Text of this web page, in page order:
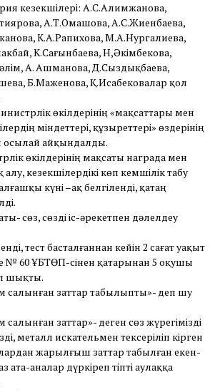
кезекшілері: А.С.Алимжанова,
А.Т.Омашова, А.С.Жиенбаева,
К.А.Рапихова, М.А.Нургалиева,
К.Сағынбаева, Н,Әкімбекова,
А. Ашманова, Д.Сыздықбаева,
Б.Маженова, Қ.Исабековалар қол
өкілдерінің «мақсаттары мен
міндеттері, құзыреттері» өздерінің
осылай айқындалды.
өкілдерінің мақсаты награда мен
кезекшілердікі көп кемшілік табу
күні –ақ белгіленді, қатаң
сөз, сөзді іс-әрекетпен дәлелдеу
тест басталғаннан кейін 2 сағат уақыт
№ 60 ҰБТӨП-сінен қатарынан 5 оқушы
шықты.
салынған заттар табылыпты»- деп шу
заттар»- деген сөз жүрегімізді
металл искательмен тексеріліп кірген
жарылғыш заттар табылған екен-
ата-аналар дүркіреп тіпті аулаққа